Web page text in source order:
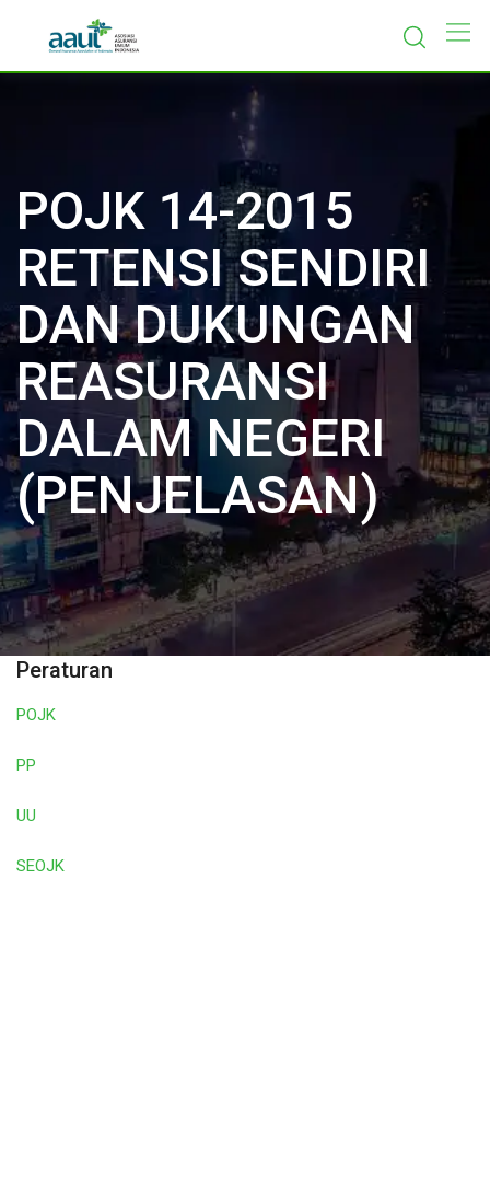
content
POJK 14-2015
RETENSI SENDIRI
DAN DUKUNGAN
REASURANSI
DALAM NEGERI
(PENJELASAN)
Peraturan
POJK
PP
UU
SEOJK